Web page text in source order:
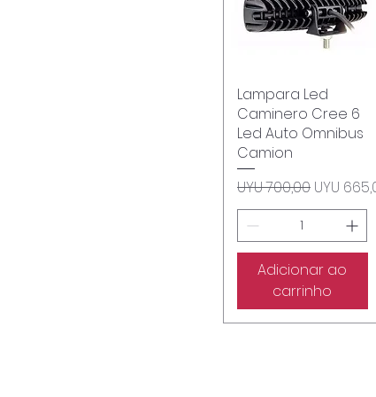
Visualização rápida
Lampara Led
Caminero Cree 6
Led Auto Omnibus
Camion
Preço normal
UYU 700,00 Preço
UYU
Adicionar ao
carrinho